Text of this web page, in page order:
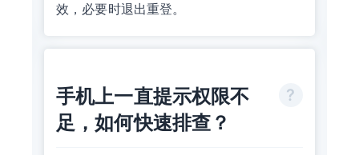
效，必要时退出重登。
手机上一直提示权限不
足，如何快速排查？